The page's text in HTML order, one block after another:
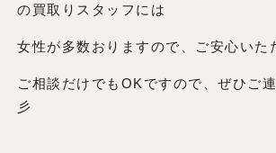
の買取りスタッフには
女性が多数おりますので、ご安心いた
ご相談だけでもOKですので、ぜひご
彡